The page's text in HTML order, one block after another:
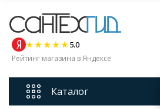
5.0
Рейтинг магазина в Яндексе
Каталог